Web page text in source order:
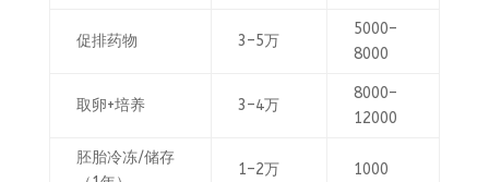
促排药物 3–5万
5000–
8000
取卵+培养 3–4万
8000–
12000
胚胎冷冻/储存
1–2万 1000